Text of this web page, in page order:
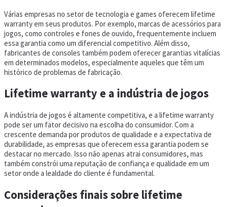
Várias empresas no setor de tecnologia e games oferecem lifetime
warranty em seus produtos. Por exemplo, marcas de acessórios para
jogos, como controles e fones de ouvido, frequentemente incluem
essa garantia como um diferencial competitivo. Além disso,
fabricantes de consoles também podem oferecer garantias vitalícias
em determinados modelos, especialmente aqueles que têm um
histórico de problemas de fabricação.
Lifetime warranty e a indústria de jogos
A indústria de jogos é altamente competitiva, e a lifetime warranty
pode ser um fator decisivo na escolha do consumidor. Com a
crescente demanda por produtos de qualidade e a expectativa de
durabilidade, as empresas que oferecem essa garantia podem se
destacar no mercado. Isso não apenas atrai consumidores, mas
também constrói uma reputação de confiança e qualidade em um
setor onde a lealdade do cliente é fundamental.
Considerações finais sobre lifetime